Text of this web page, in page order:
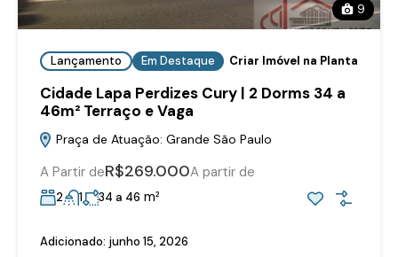
9
Lançamento Em Destaque Criar Imóvel na Planta
Cidade Lapa Perdizes Cury | 2 Dorms 34 a
46m² Terraço e Vaga
Praça de Atuação: Grande São Paulo
A Partir deR$269.000A partir de
2 1 34 a 46 m²
Adicionado: junho 15, 2026